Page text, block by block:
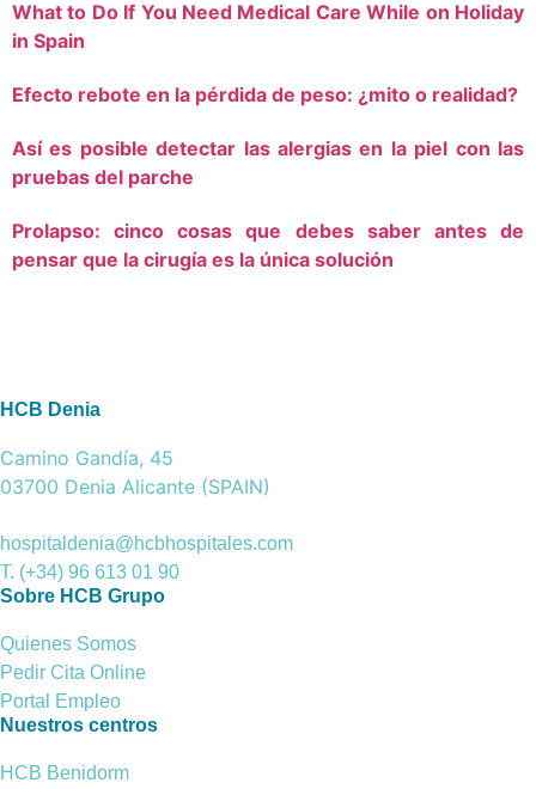
What to Do If You Need Medical Care While on Holiday
in Spain
Efecto rebote en la pérdida de peso: ¿mito o realidad?
Así es posible detectar las alergias en la piel con las
pruebas del parche
Prolapso: cinco cosas que debes saber antes de
pensar que la cirugía es la única solución
HCB Denia
Camino Gandía, 45
03700 Denia Alicante (SPAIN)
hospitaldenia@hcbhospitales.com
T. (+34) 96 613 01 90
Sobre HCB Grupo
Quienes Somos
Pedir Cita Online
Portal Empleo
Nuestros centros
HCB Benidorm